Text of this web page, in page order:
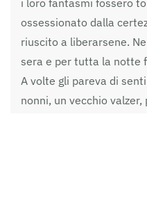
i loro fantasmi fossero
ossessionato dalla
riuscito a liberarsene.
sera e per tutta la notte
A volte gli pareva di
nonni, un vecchio